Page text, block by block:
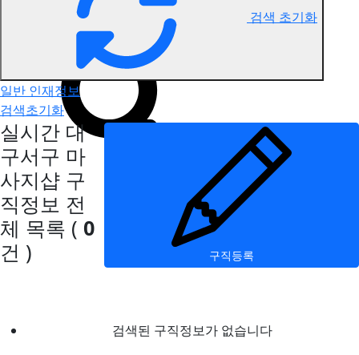
대구서구 마사지 구직정보
검색 초기화
일반 인재정보
검색초기화
실시간 대
구서구 마
사지샵 구
직정보 전
체 목록 ( 0
건 )
구직등록
검색된 구직정보가 없습니다